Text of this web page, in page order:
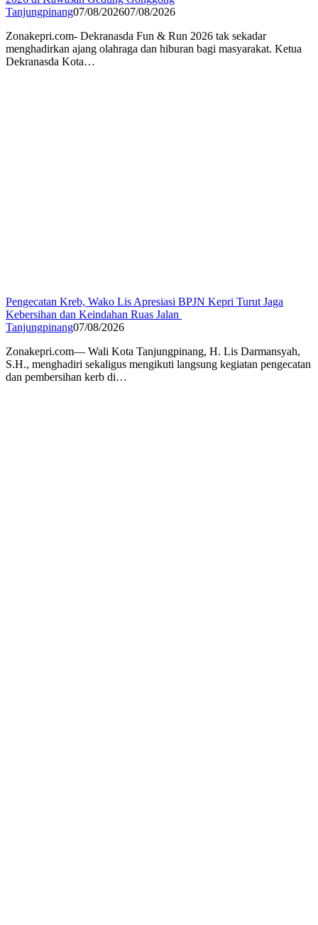
Tanjungpinang07/08/202607/08/2026
Zonakepri.com- Dekranasda Fun & Run 2026 tak sekadar
menghadirkan ajang olahraga dan hiburan bagi masyarakat. Ketua
Dekranasda Kota…
Pengecatan Kreb, Wako Lis Apresiasi BPJN Kepri Turut Jaga
Kebersihan dan Keindahan Ruas Jalan
Tanjungpinang07/08/2026
Zonakepri.com— Wali Kota Tanjungpinang, H. Lis Darmansyah,
S.H., menghadiri sekaligus mengikuti langsung kegiatan pengecatan
dan pembersihan kerb di…